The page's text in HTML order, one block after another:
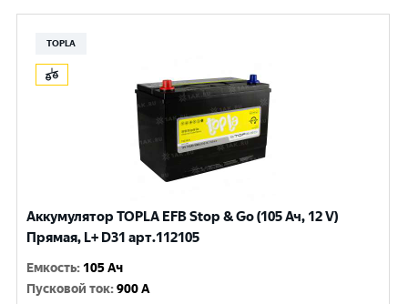
TOPLA
Аккумулятор TOPLA EFB Stop & Go (105 Ач, 12 V)
Прямая, L+ D31 арт.112105
Емкость: 105 Ач
Пусковой ток:900 A